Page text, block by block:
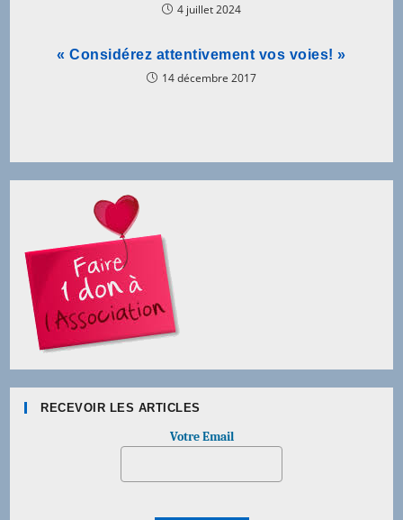
4 juillet 2024
« Considérez attentivement vos voies! »
14 décembre 2017
RECEVOIR LES ARTICLES
Votre Email